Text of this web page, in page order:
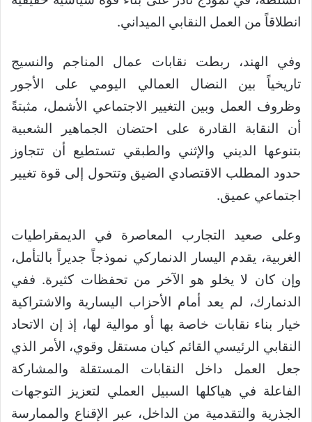
انطلاقاً من العمل النقابي الميداني.
وفي الهند، ربطت نقابات عمال المناجم والنسيج
تاريخياً بين النضال العمالي اليومي على الأجور
وظروف العمل وبين التغيير الاجتماعي الأشمل، مثبتةً
أن النقابة القادرة على احتضان الجماهير الشعبية
بتنوعها الديني والإثني والطبقي تستطيع أن تتجاوز
حدود المطلب الاقتصادي الضيق وتتحول إلى قوة تغيير
اجتماعي عميق.
وعلى صعيد التجارب المعاصرة في الديمقراطيات
الغربية، يقدم اليسار الدنماركي نموذجاً جديراً بالتأمل،
وإن كان لا يخلو هو الآخر من تحفظات كثيرة. ففي
الدنمارك، لم يعد أمام الأحزاب اليسارية والاشتراكية
خيار بناء نقابات خاصة بها أو موالية لها، إذ إن الاتحاد
النقابي الرئيسي القائم كيان مستقل وقوي، الأمر الذي
جعل العمل داخل النقابات المستقلة والمشاركة
الفاعلة في هياكلها السبيل العملي لتعزيز التوجهات
الجذرية والتقدمية من الداخل، عبر الإقناع والممارسة